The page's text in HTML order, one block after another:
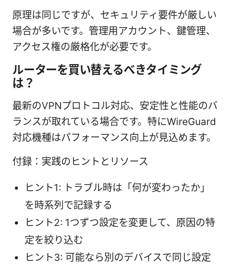
原理は同じですが、セキュリティ要件が厳しい
場合が多いです。管理用アカウント、鍵管理、
アクセス権の厳格化が必要です。
ルーターを買い替えるべきタイミング
は？
最新のVPNプロトコル対応、安定性と性能のバ
ランスが取れている場合です。特にWireGuard
対応機種はパフォーマンス向上が見込めます。
付録：実践のヒントとリソース
ヒント1: トラブル時は「何が変わったか」
を時系列で記録する
ヒント2: 1つずつ設定を変更して、原因の特
定を絞り込む
ヒント3: 可能なら別のデバイスで同じ設定